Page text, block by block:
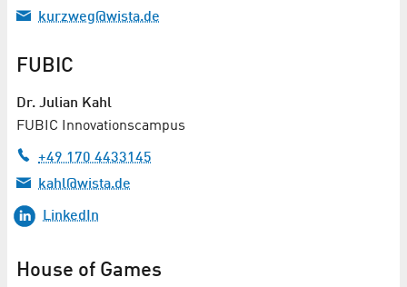
kurzweg@wista.de
FUBIC
Dr. Julian Kahl
FUBIC Innovationscampus
+49 170 4433145
kahl@wista.de
LinkedIn
House of Games